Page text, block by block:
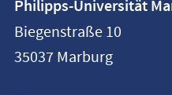
Philipps-
Universität
Marburg
Philipps-Universität
Biegenstraße 10
35037 Marburg